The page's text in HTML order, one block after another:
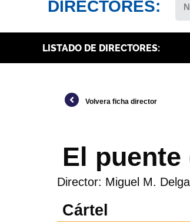
DIRECTORES:
LISTADO DE DIRECTORES:
Volvera ficha director
El
Director: Miguel M.
Cártel